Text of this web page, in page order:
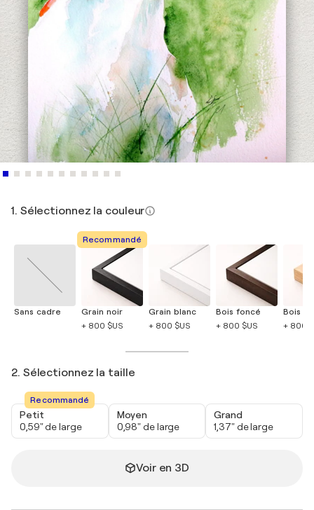
1. Sélectionnez la couleur
Sans cadre
Recommandé
Grain noir
+ 800 $US
Grain blanc
+ 800 $US
Bois foncé
+ 800 $US
Bois
+ 800
2. Sélectionnez la taille
Recommandé
Petit
0,59" de large
Moyen
0,98" de large
Grand
1,37" de large
Voir en 3D